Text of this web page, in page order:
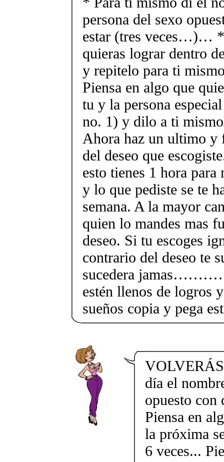
persona del sexo
estar (tres veces…)… *
quieras lograr dentro
y repitelo para ti
Piensa en algo que
tu y la persona
no. 1) y dilo a ti
Ahora haz un ultimo y
del deseo que
esto tienes 1 hora para
y lo que pediste se te
semana. A la mayor
quien lo mandes mas
deseo. Si tu escoges
contrario del deseo te
sucedera
estén llenos de logros
sueños copia y pega
día el
opuesto con
Piensa en
la próxima
6 veces...